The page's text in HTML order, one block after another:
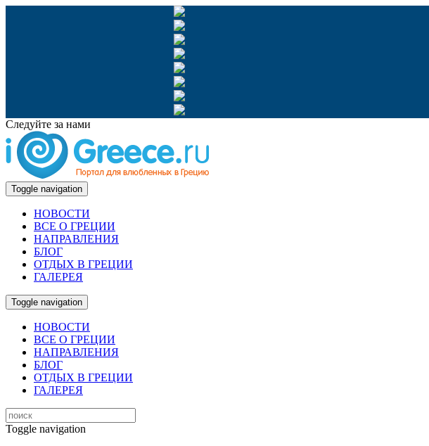
Следуйте за нами
Toggle navigation
НОВОСТИ
ВСЕ О ГРЕЦИИ
НАПРАВЛЕНИЯ
БЛОГ
ОТДЫХ В ГРЕЦИИ
ГАЛЕРЕЯ
Toggle navigation
НОВОСТИ
ВСЕ О ГРЕЦИИ
НАПРАВЛЕНИЯ
БЛОГ
ОТДЫХ В ГРЕЦИИ
ГАЛЕРЕЯ
Toggle navigation